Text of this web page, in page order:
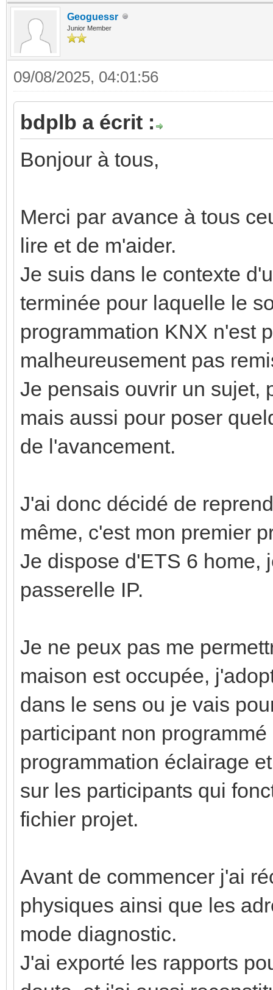
Geoguessr
Junior Member
09/08/2025, 04:01:56
bdplb a écrit :
Bonjour à tous,
Merci par avance à tous
lire et de m'aider.
Je suis dans le contexte
terminée pour laquelle le
programmation KNX n'est
malheureusement pas
Je pensais ouvrir un sujet,
mais aussi pour poser
de l'avancement.
J'ai donc décidé de
même, c'est mon premier
Je dispose d'ETS 6 home,
passerelle IP.
Je ne peux pas me
maison est occupée,
dans le sens ou je vais
participant non
programmation éclairage
sur les participants qui
fichier projet.
Avant de commencer j'ai
physiques ainsi que les
mode diagnostic.
J'ai exporté les rapports